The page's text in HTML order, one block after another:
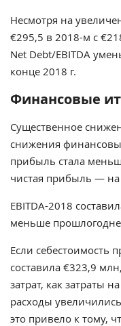
Несмотря на
€295,5 в 2018-м с
Net Debt/EBITDA
конце 2018 г.
Финансовые
Существенное
снижения
прибыль стала
чистая прибыль — на
EBITDA-2018
меньше
Если себестоимость
составила €323,9
затрат, как затраты
расходы
это привело к тому,